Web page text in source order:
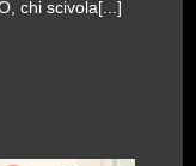
chi scivola[...]